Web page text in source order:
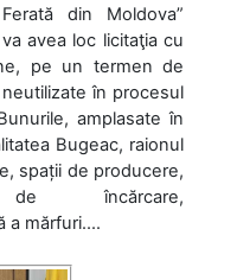
din Moldova”
avea loc licitaţia cu
pe un termen de
în procesul
amplasate în
Bugeac, raionul
spații de producere,
încărcare,
a mărfuri....